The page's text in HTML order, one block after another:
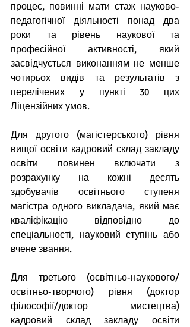
процес, повинні мати стаж науково-
педагогічної діяльності понад два
роки та рівень наукової та
професійної активності, який
засвідчується виконанням не менше
чотирьох видів та результатів з
перелічених у пункті 30 цих
Ліцензійних умов.
Для другого (магістерського) рівня
вищої освіти кадровий склад закладу
освіти повинен включати з
розрахунку на кожні десять
здобувачів освітнього ступеня
магістра одного викладача, який має
кваліфікацію відповідно до
спеціальності, науковий ступінь або
вчене звання.
Для третього (освітньо-наукового/
освітньо-творчого) рівня (доктор
філософії/доктор мистецтва)
кадровий склад закладу освіти